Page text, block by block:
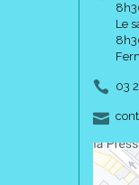
Le
03